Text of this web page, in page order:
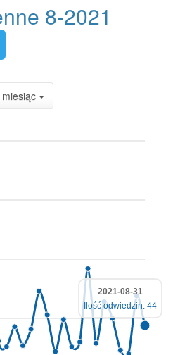
8-2021
2021-08-31
Ilość odwiedzin: 44